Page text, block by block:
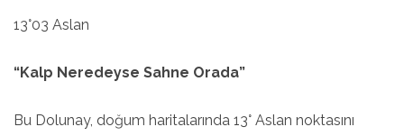
13°03 Aslan
“Kalp Neredeyse Sahne Orada”
Bu Dolunay, doğum haritalarında 13° Aslan noktasını